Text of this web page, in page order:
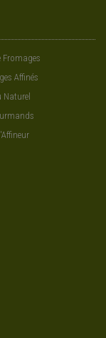
Fromages
Affinés
Naturel